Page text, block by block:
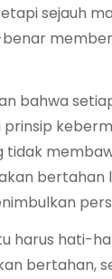
sejauh
bahwa
prinsip
tidak
bertahan
harus hati-
bertahan,